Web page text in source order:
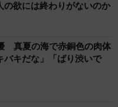
欲には終わりがないのか
真夏の海で赤銅色の肉体
キだな」「ばり渋いで